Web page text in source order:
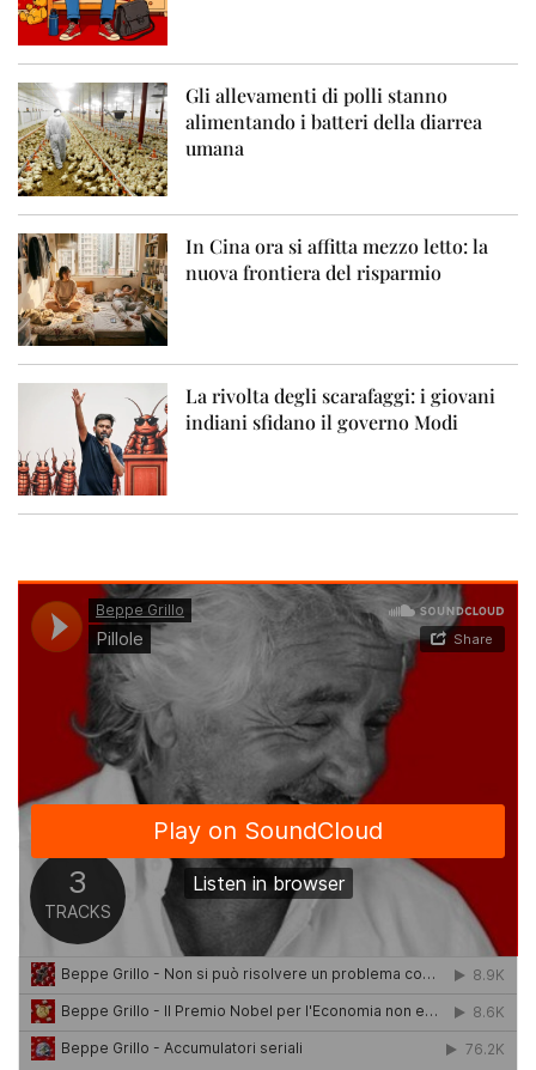
Gli allevamenti di polli stanno
alimentando i batteri della diarrea
umana
In Cina ora si affitta mezzo letto: la
nuova frontiera del risparmio
La rivolta degli scarafaggi: i giovani
indiani sfidano il governo Modi